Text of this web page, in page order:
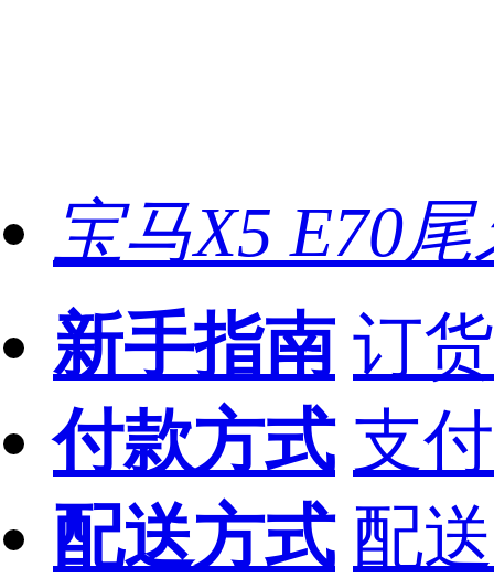
宝马X5 E70
新手指南 订
付款方式 支
配送方式 配